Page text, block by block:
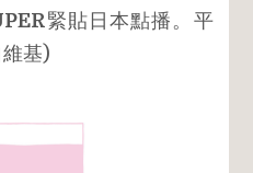
緊貼日本點播。平
基)